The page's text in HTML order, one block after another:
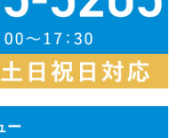
ー